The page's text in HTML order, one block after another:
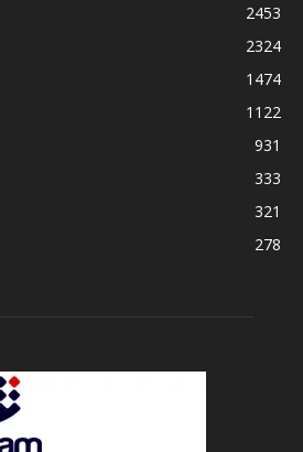
2453
2324
1474
1122
931
333
321
278